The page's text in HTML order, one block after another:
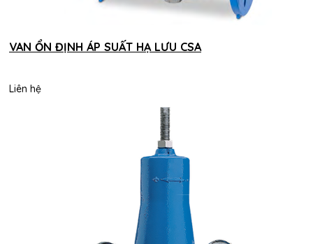
VAN ỔN ĐỊNH ÁP SUẤT HẠ LƯU CSA
Liên hệ